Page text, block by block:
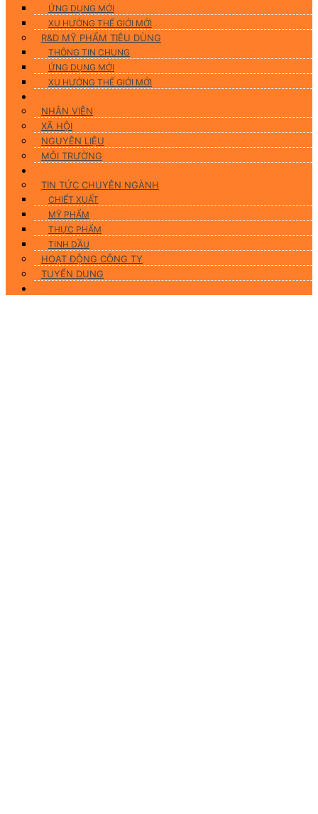
ỨNG DỤNG MỚI
XU HƯỚNG THẾ GIỚI MỚI
R&D MỸ PHẨM TIÊU DÙNG
THÔNG TIN CHUNG
ỨNG DỤNG MỚI
XU HƯỚNG THẾ GIỚI MỚI
NHÂN VIÊN
XÃ HỘI
NGUYÊN LIỆU
MÔI TRƯỜNG
TIN TỨC CHUYÊN NGÀNH
CHIẾT XUẤT
MỸ PHẨM
THỰC PHẨM
TINH DẦU
HOẠT ĐỘNG CÔNG TY
TUYỂN DỤNG